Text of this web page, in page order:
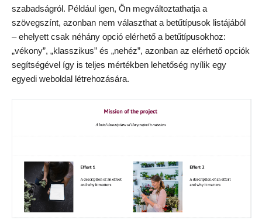
szabadságról. Például igen, Ön megváltoztathatja a
szövegszínt, azonban nem választhat a betűtípusok listájából
– ehelyett csak néhány opció elérhető a betűtípusokhoz:
„vékony”, „klasszikus” és „nehéz”, azonban az elérhető opciók
segítségével így is teljes mértékben lehetőség nyílik egy
egyedi weboldal létrehozására.